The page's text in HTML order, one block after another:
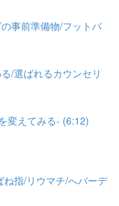
事前準備物/フットバ
/選ばれるカウンセリ
変えてみる- (6:12)
指/リウマチ/へバーデ